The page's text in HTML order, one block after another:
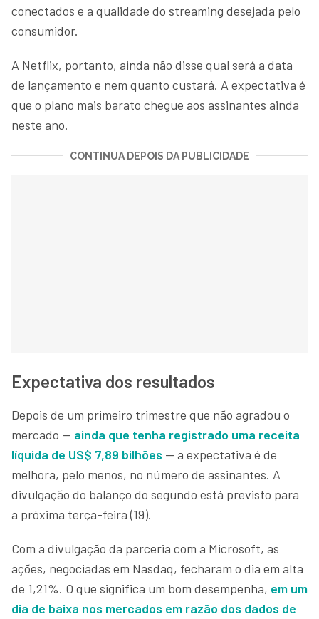
conectados e a qualidade do streaming desejada pelo
consumidor.
A Netflix, portanto, ainda não disse qual será a data
de lançamento e nem quanto custará. A expectativa é
que o plano mais barato chegue aos assinantes ainda
neste ano.
CONTINUA DEPOIS DA PUBLICIDADE
Expectativa dos resultados
Depois de um primeiro trimestre que não agradou o
mercado — ainda que tenha registrado uma receita
líquida de US$ 7,89 bilhões — a expectativa é de
melhora, pelo menos, no número de assinantes. A
divulgação do balanço do segundo está previsto para
a próxima terça-feira (19).
Com a divulgação da parceria com a Microsoft, as
ações, negociadas em Nasdaq, fecharam o dia em alta
de 1,21%. O que significa um bom desempenha, em um
dia de baixa nos mercados em razão dos dados de